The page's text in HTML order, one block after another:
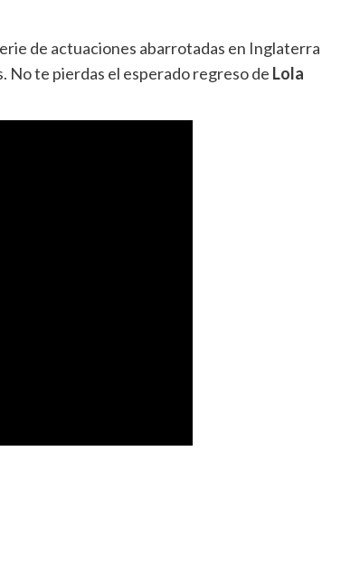
de actuaciones abarrotadas en Inglaterra
No te pierdas el esperado regreso de Lola